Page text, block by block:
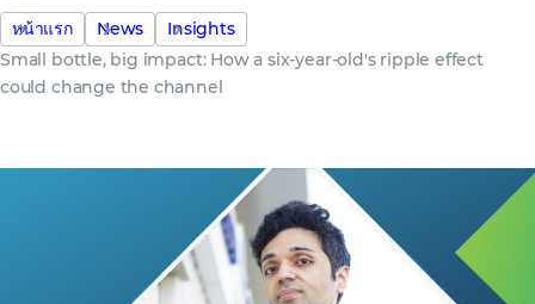
หน้าแรก News
Insights
Small bottle, big impact: How a six-year-old's ripple effect
could change the channel